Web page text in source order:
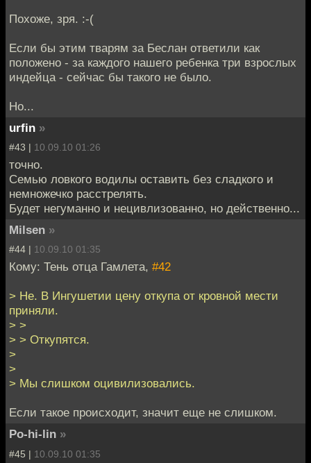
Похоже, зря. :-(
Если бы этим тварям за Беслан ответили как
положено - за каждого нашего ребенка три взрослых
индейца - сейчас бы такого не было.
Но...
urfin »
#43 | 10.09.10 01:26
точно.
Семью ловкого водилы оставить без сладкого и
немножечко расстрелять.
Будет негуманно и нецивлизованно, но действенно...
Milsen »
#44 | 10.09.10 01:35
Кому: Тень отца Гамлета, #42
> Не. В Ингушетии цену откупа от кровной мести
приняли.
> >
> > Откупятся.
>
>
> Мы слишком оцивилизовались.
Если такое происходит, значит еще не слишком.
Po-hi-lin »
#45 | 10.09.10 01:35